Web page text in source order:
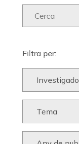
Filtra per: